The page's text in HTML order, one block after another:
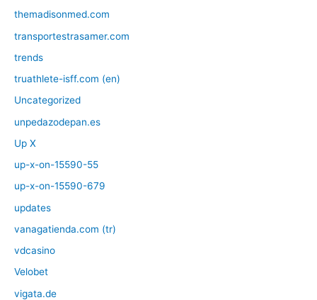
themadisonmed.com
transportestrasamer.com
trends
truathlete-isff.com (en)
Uncategorized
unpedazodepan.es
Up X
up-x-on-15590-55
up-x-on-15590-679
updates
vanagatienda.com (tr)
vdcasino
Velobet
vigata.de